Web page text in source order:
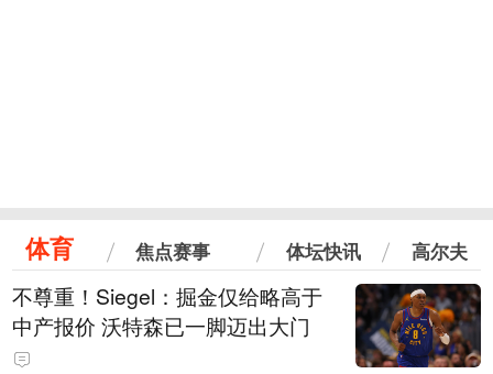
体育 焦点赛事 体坛快讯 高尔夫
不尊重！Siegel：掘金仅给略高于
中产报价 沃特森已一脚迈出大门